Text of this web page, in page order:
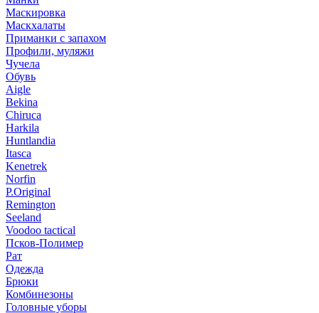
Маскировка
Маскхалаты
Приманки с запахом
Профили, муляжи
Чучела
Обувь
Aigle
Bekina
Chiruсa
Harkila
Huntlandia
Itasca
Kenetrek
Norfin
P.Original
Remington
Seeland
Voodoo tactical
Псков-Полимер
Рат
Одежда
Брюки
Комбинезоны
Головные уборы